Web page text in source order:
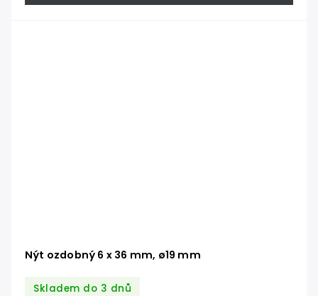
Nýt ozdobný 6 x 36 mm, ø19 mm
Skladem do 3 dnů